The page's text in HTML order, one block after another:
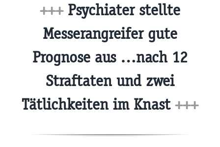
+++Psychiater stellte
Messerangreifer gute
Prognose aus …nach 12
Straftaten und zwei
Tätlichkeiten im Knast +++